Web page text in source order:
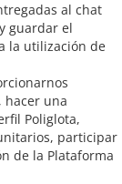
al chat
guardar el
la utilización de
una
Poliglota,
participar
de la Plataforma